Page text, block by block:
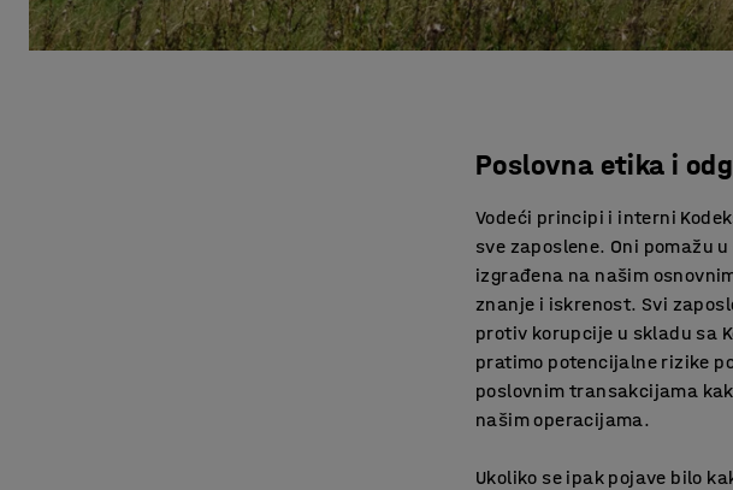
Poslovna etika i
Vodeći principi i interni
sve zaposlene. Oni pomažu
izgrađena na našim
znanje i iskrenost. Svi
protiv korupcije u skladu sa
pratimo potencijalne rizike
poslovnim transakcijama
našim operacijama.
Ukoliko se ipak pojave bilo